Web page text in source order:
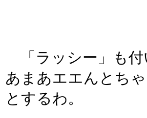
「ラッシー」も付
あまあエエんとち
とするわ。